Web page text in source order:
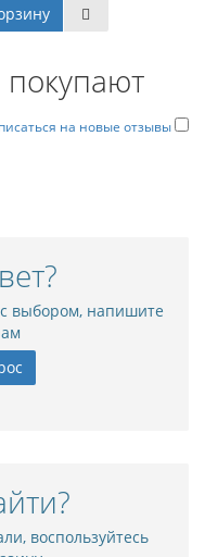
на новые отзывы
выбором, напишите
воспользуйтесь